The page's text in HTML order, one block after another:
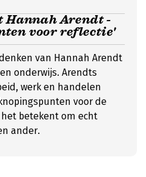
Hannah Arendt -
voor reflectie'
van Hannah Arendt
onderwijs. Arendts
werk en handelen
voor de
betekent om echt
ander.